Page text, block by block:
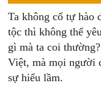
Ta không cố tự hào
tộc thì không thể
gì mà ta coi
Việt, mà mọi người
sự hiểu lầm.